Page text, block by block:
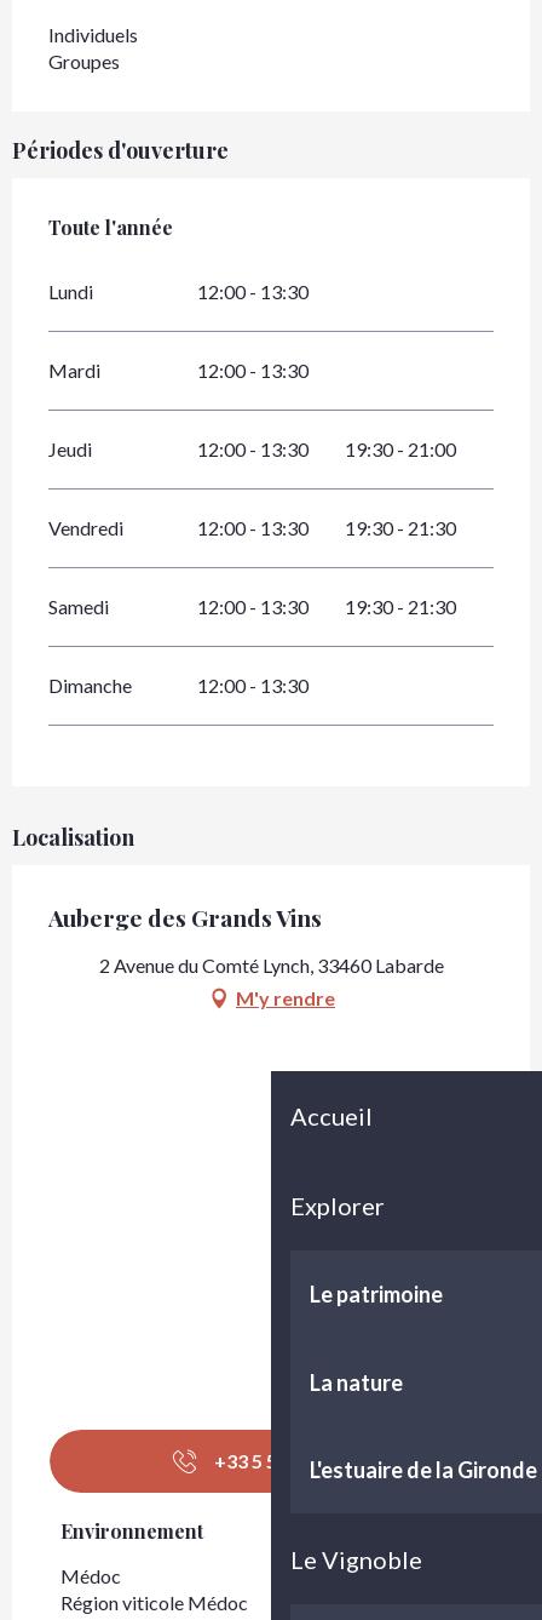
Accueil
Explorer
Le patrimoine
La nature
L'estuaire de la Gironde
Le Vignoble
Individuels
Groupes
Périodes d'ouverture
Toute l'année
Toute l'année
Lundi 12:00 - 13:30
Mardi 12:00 - 13:30
Jeudi 12:00 - 13:30 19:30 - 21:00
Vendredi 12:00 - 13:30 19:30 - 21:30
Samedi 12:00 - 13:30 19:30 - 21:30
Dimanche 12:00 - 13:30
Localisation
Auberge des Grands Vins
2 Avenue du Comté Lynch, 33460 Labarde
M'y rendre
+33 5 57 88 92 ▒▒
Environnement
Environnement
Médoc
Région viticole Médoc